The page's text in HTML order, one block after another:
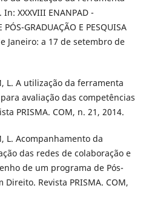
XXXVIII ENANPAD -
GRADUAÇÃO E PESQUISA
Janeiro: a 17 de setembro de
L. A utilização da ferramenta
avaliação das competências
PRISMA. COM, n. 21, 2014.
L. Acompanhamento da
das redes de colaboração e
de um programa de Pós-
Revista PRISMA. COM,